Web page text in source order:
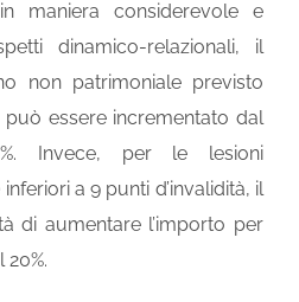
maniera considerevole e
dinamico-relazionali, il
non patrimoniale previsto
essere incrementato dal
Invece, per le lesioni
a 9 punti d’invalidità, il
di aumentare l’importo per